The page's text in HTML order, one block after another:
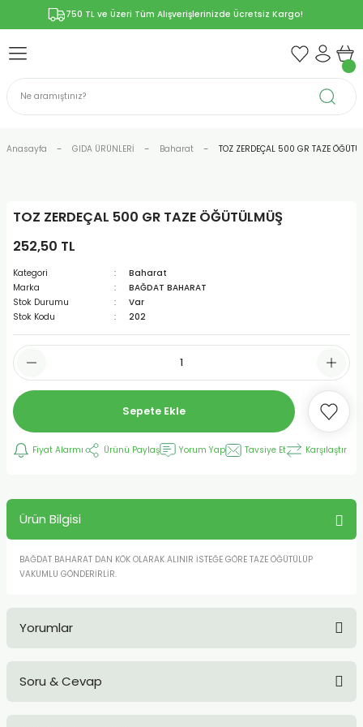
750 TL ve Üzeri Tüm Alışverişlerinizde Ücretsiz Kargo!
Geri Dön
Propolis
Geri Dön
Geri Dön
Geri Dön
KAPSÜLLER
Geri Dön
Anasayfa GIDA ÜRÜNLERİ Baharat TOZ ZERDEÇAL 500 GR TAZE
TOZ ZERDEÇAL 500 GR TAZE ÖĞÜTÜLMÜŞ
252,50 TL
Kategori
Baharat
Marka
BAĞDAT BAHARAT
Stok Durumu
Var
Stok Kodu
202
Sepete Ekle
Fiyat Alarmı Ürünü Paylaş Yorum Yap Tavsiye Et Karşılaştır
Ürün Bilgisi
BAĞDAT BAHARAT DAN KÖK OLARAK ALINIR İSTEĞE GÖRE TAZE ÖĞÜTÜLÜP
VAKUMLU GÖNDERİRLİR.
Yorumlar
Soru & Cevap